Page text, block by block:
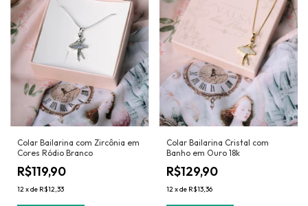
Colar Bailarina com Zircônia em
Cores Ródio Branco
R$119,90
12xde R$12,33
Colar Bailarina Cristal com
Banho em Ouro 18k
R$129,90
12xde R$13,36